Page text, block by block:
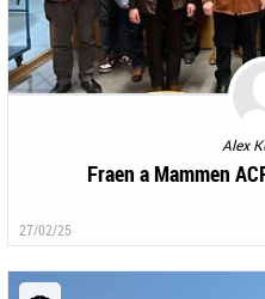
Alex
Fraen a Mammen
27/02/25